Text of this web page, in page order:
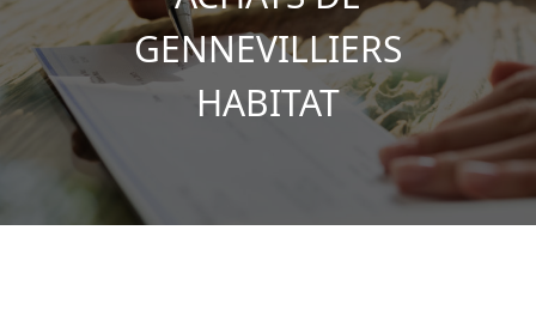
GENNEVILLIERS
HABITAT